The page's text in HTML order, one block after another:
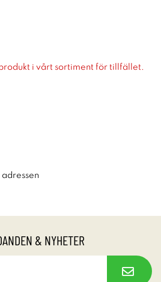
i vårt sortiment för tillfället.
& NYHETER